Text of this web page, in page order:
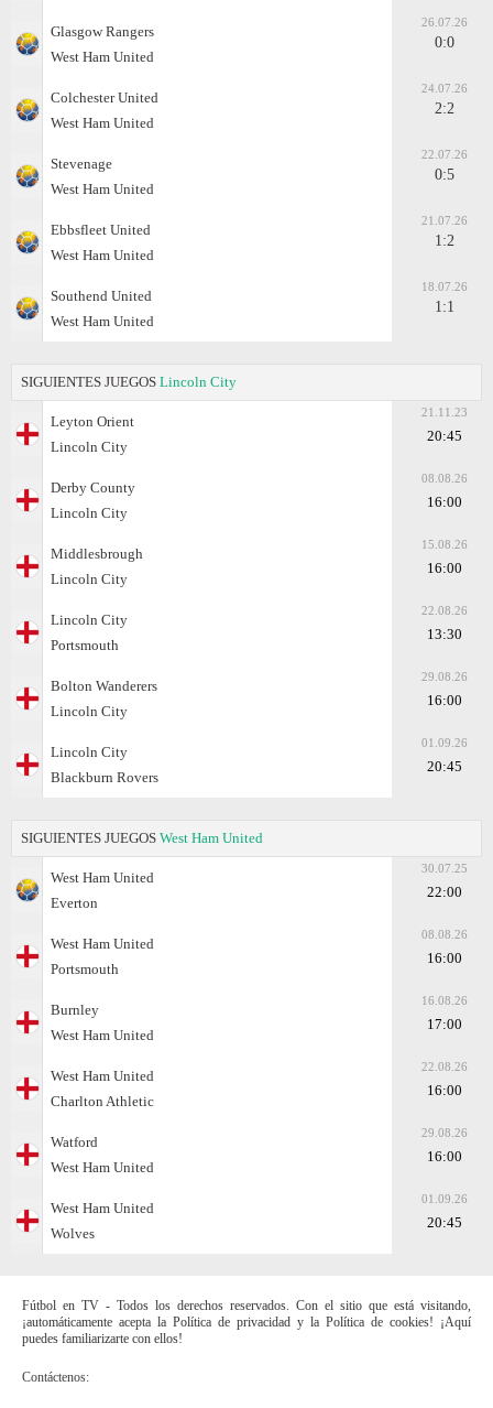
Glasgow Rangers
West Ham United
26.07.26
0:0
Colchester United
West Ham United
24.07.26
2:2
Stevenage
West Ham United
22.07.26
0:5
Ebbsfleet United
West Ham United
21.07.26
1:2
Southend United
West Ham United
18.07.26
1:1
SIGUIENTES JUEGOS Lincoln City
Leyton Orient
Lincoln City
21.11.23
20:45
Derby County
Lincoln City
08.08.26
16:00
Middlesbrough
Lincoln City
15.08.26
16:00
Lincoln City
Portsmouth
22.08.26
13:30
Bolton Wanderers
Lincoln City
29.08.26
16:00
Lincoln City
Blackburn Rovers
01.09.26
20:45
SIGUIENTES JUEGOS West Ham United
West Ham United
Everton
30.07.25
22:00
West Ham United
Portsmouth
08.08.26
16:00
Burnley
West Ham United
16.08.26
17:00
West Ham United
Charlton Athletic
22.08.26
16:00
Watford
West Ham United
29.08.26
16:00
West Ham United
Wolves
01.09.26
20:45
Fútbol en TV - Todos los derechos reservados. Con el sitio que está visitando,
¡automáticamente acepta la Política de privacidad y la Política de cookies! ¡Aquí
puedes familiarizarte con ellos!
Contáctenos: